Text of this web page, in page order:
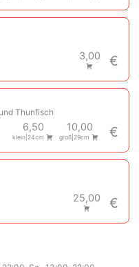
3,00 €
Thunfisch
6,50
klein|24cm
10,00
groß|29cm €
25,00 €